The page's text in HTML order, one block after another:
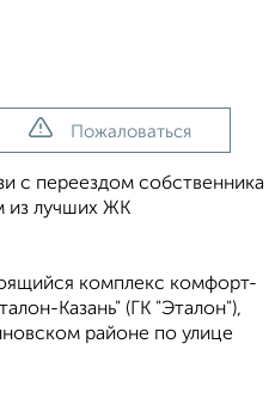
Пожаловаться
с переездом собственника
из лучших ЖК
комплекс комфорт-
Казань" (ГК "Эталон"),
районе по улице